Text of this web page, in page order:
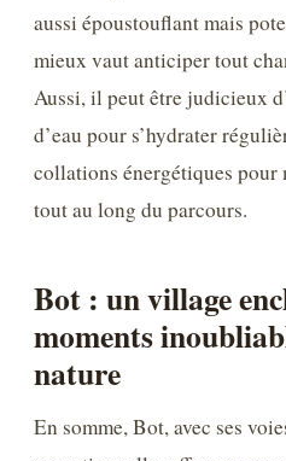
aussi époustouflant mais
mieux vaut anticiper tout
Aussi, il peut être judicieux
d’eau pour s’hydrater
collations énergétiques pour
tout au long du parcours.
Bot : un village
moments
nature
En somme, Bot, avec ses